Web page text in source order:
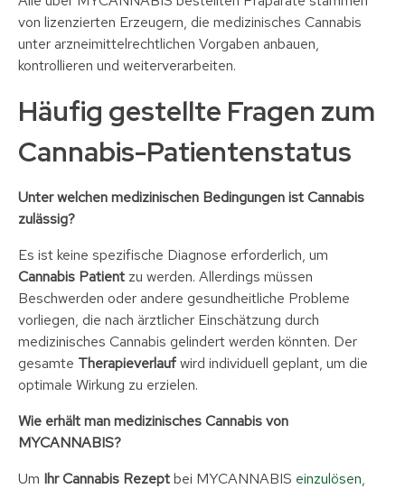
von lizenzierten Erzeugern, die medizinisches Cannabis
unter arzneimittelrechtlichen Vorgaben anbauen,
kontrollieren und weiterverarbeiten.
Häufig gestellte Fragen zum
Cannabis-Patientenstatus
Unter welchen medizinischen Bedingungen ist Cannabis
zulässig?
Es ist keine spezifische Diagnose erforderlich, um
Cannabis Patient zu werden. Allerdings müssen
Beschwerden oder andere gesundheitliche Probleme
vorliegen, die nach ärztlicher Einschätzung durch
medizinisches Cannabis gelindert werden könnten. Der
gesamte Therapieverlaufwird individuell geplant, um die
optimale Wirkung zu erzielen.
Wie erhält man medizinisches Cannabis von
MYCANNABIS?
Um Ihr Cannabis Rezeptbei MYCANNABIS einzulösen,